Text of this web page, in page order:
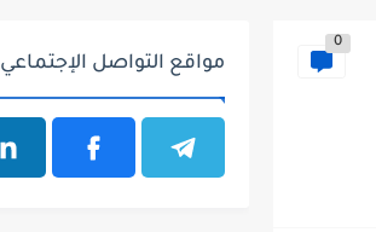
0
مواقع التواصل الإجتماعي